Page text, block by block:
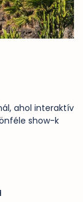
ahol interaktív
show-k